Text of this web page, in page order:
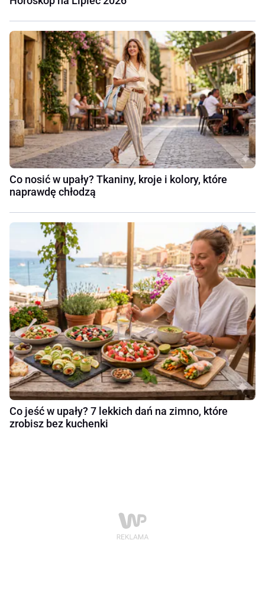
Co nosić w upały? Tkaniny, kroje i kolory, które
naprawdę chłodzą
Co jeść w upały? 7 lekkich dań na zimno, które
zrobisz bez kuchenki